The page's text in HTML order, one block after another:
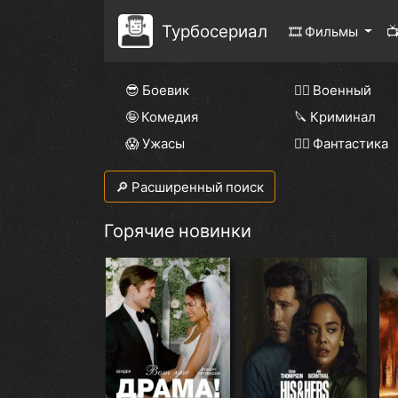
Турбосериал 🎞 Фильмы
😎 Боевик 👨‍✈️ Военный
🤪 Комедия
🔪 Криминал
😱 Ужасы
🧙‍♀️ Фантастика
🔎 Расширенный поиск
Горячие новинки